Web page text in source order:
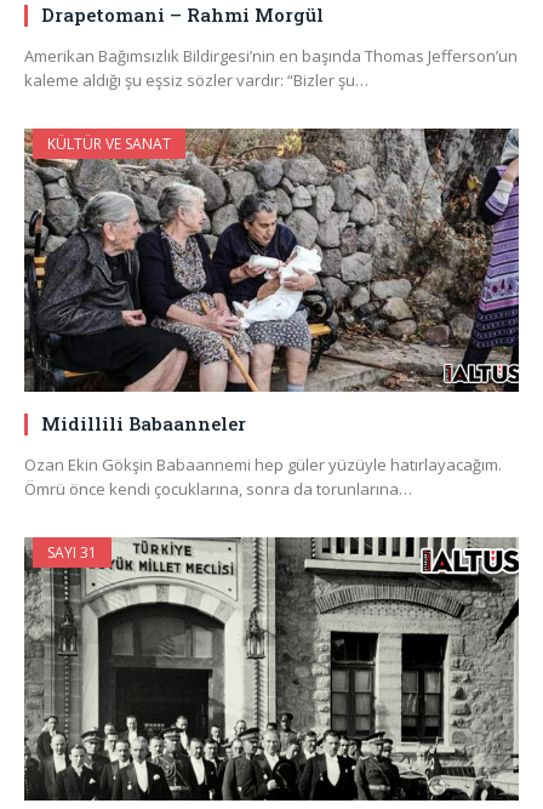
Drapetomani – Rahmi Morgül
Amerikan Bağımsızlık Bildirgesi’nin en başında Thomas Jefferson’un
kaleme aldığı şu eşsiz sözler vardır: “Bizler şu…
KÜLTÜR VE SANAT
Midillili Babaanneler
Ozan Ekin Gökşin Babaannemi hep güler yüzüyle hatırlayacağım.
Ömrü önce kendi çocuklarına, sonra da torunlarına…
SAYI 31